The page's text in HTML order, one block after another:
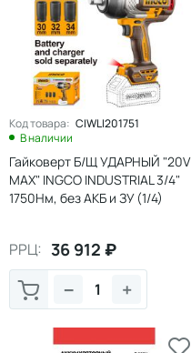
Код товара: CIWLI201751
В наличии
Гайковерт Б/Щ УДАРНЫЙ "20V
MAX" INGCO INDUSTRIAL 3/4"
1750Нм, без АКБ и ЗУ (1/4)
РРЦ: 36 912 ₽
+
−